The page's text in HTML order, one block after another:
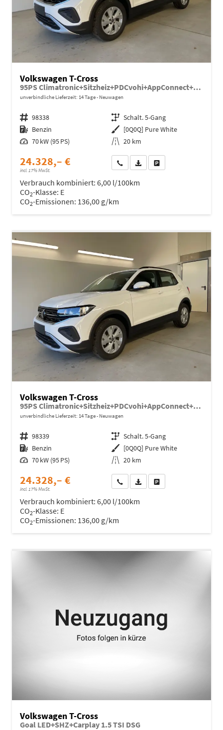
Volkswagen T-Cross
95PS Climatronic+Sitzheiz+PDCvohi+AppConnect+Side+TravelAssist+ACC
unverbindliche Lieferzeit: 14 Tage Neuwagen
Fahrzeugnr. 98338 Getriebe Schalt. 5-Gang
Kraftstoff Benzin Außenfarbe [0Q0Q] Pure White
Leistung 70 kW (95 PS) Kilometerstand 20 km
24.328,– €
incl. 17% MwSt.
Wir rufen Sie anFahrzeugexposé (PDF)
Verbrauch kombiniert: 6,00 l/100km
CO2-Klasse: E
CO2-Emissionen: 136,00 g/km
Volkswagen T-Cross
95PS Climatronic+Sitzheiz+PDCvohi+AppConnect+Side+TravelAssist+ACC
unverbindliche Lieferzeit: 14 Tage Neuwagen
Fahrzeugnr. 98339 Getriebe Schalt. 5-Gang
Kraftstoff Benzin Außenfarbe [0Q0Q] Pure White
Leistung 70 kW (95 PS) Kilometerstand 20 km
24.328,– €
incl. 17% MwSt.
Wir rufen Sie anFahrzeugexposé (PDF)
Verbrauch kombiniert: 6,00 l/100km
CO2-Klasse: E
CO2-Emissionen: 136,00 g/km
Volkswagen T-Cross
Goal LED+SHZ+Carplay 1.5 TSI DSG